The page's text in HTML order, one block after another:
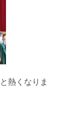
熱くなりま